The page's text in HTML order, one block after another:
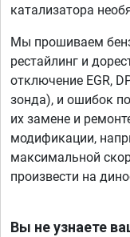
катализатора
Мы прошиваем
рестайлинг и
отключение EGR,
зонда), и ошибок
их замене и
модификации,
максимальной
произвести на
Вы не узнаете